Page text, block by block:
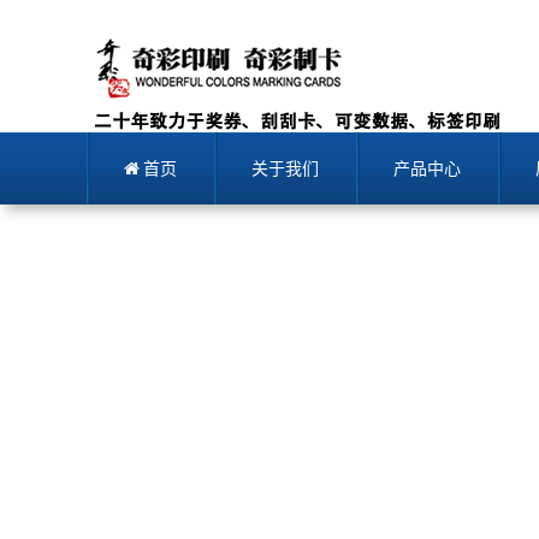
首页 关于我们 产品中心